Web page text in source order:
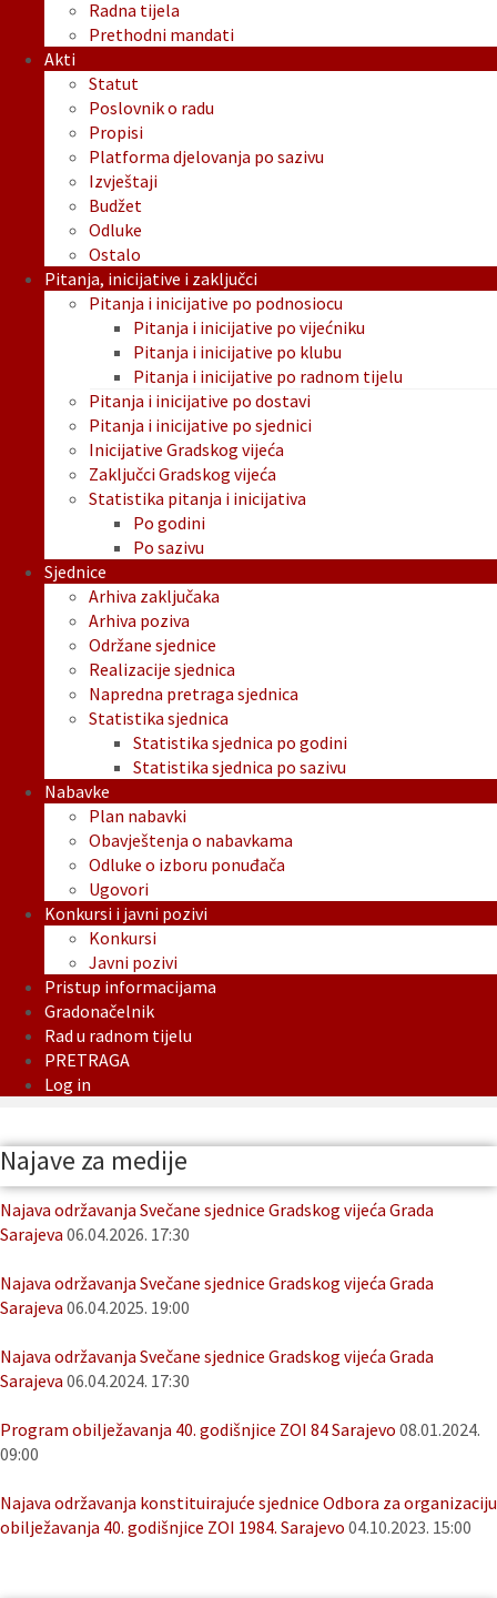
Radna tijela
Prethodni mandati
Akti
Statut
Poslovnik o radu
Propisi
Platforma djelovanja po sazivu
Izvještaji
Budžet
Odluke
Ostalo
Pitanja, inicijative i zaključci
Pitanja i inicijative po podnosiocu
Pitanja i inicijative po vijećniku
Pitanja i inicijative po klubu
Pitanja i inicijative po radnom tijelu
Pitanja i inicijative po dostavi
Pitanja i inicijative po sjednici
Inicijative Gradskog vijeća
Zaključci Gradskog vijeća
Statistika pitanja i inicijativa
Po godini
Po sazivu
Sjednice
Arhiva zaključaka
Arhiva poziva
Održane sjednice
Realizacije sjednica
Napredna pretraga sjednica
Statistika sjednica
Statistika sjednica po godini
Statistika sjednica po sazivu
Nabavke
Plan nabavki
Obavještenja o nabavkama
Odluke o izboru ponuđača
Ugovori
Konkursi i javni pozivi
Konkursi
Javni pozivi
Pristup informacijama
Gradonačelnik
Rad u radnom tijelu
PRETRAGA
Log in
Najave za medije
Najava održavanja Svečane sjednice Gradskog vijeća Grada
Sarajeva 06.04.2026. 17:30
Najava održavanja Svečane sjednice Gradskog vijeća Grada
Sarajeva 06.04.2025. 19:00
Najava održavanja Svečane sjednice Gradskog vijeća Grada
Sarajeva 06.04.2024. 17:30
Program obilježavanja 40. godišnjice ZOI 84 Sarajevo 08.01.2024.
09:00
Najava održavanja konstituirajuće sjednice Odbora za organizaciju
obilježavanja 40. godišnjice ZOI 1984. Sarajevo 04.10.2023. 15:00